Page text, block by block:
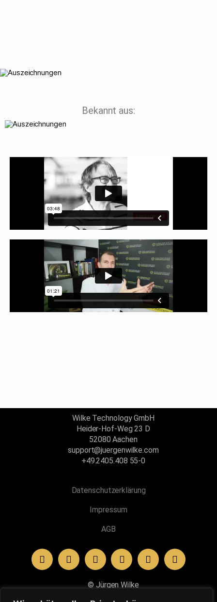
Bekannt aus:
Wilke Technology GmbH
Heider-Hof-Weg 23 D
52080 Aachen
support@juergenwilke.com
+49.2405.408 55-0
Datenschutzerklärung
Impressum
AGB
© Jürgen Wilke100 - Prozent - Business